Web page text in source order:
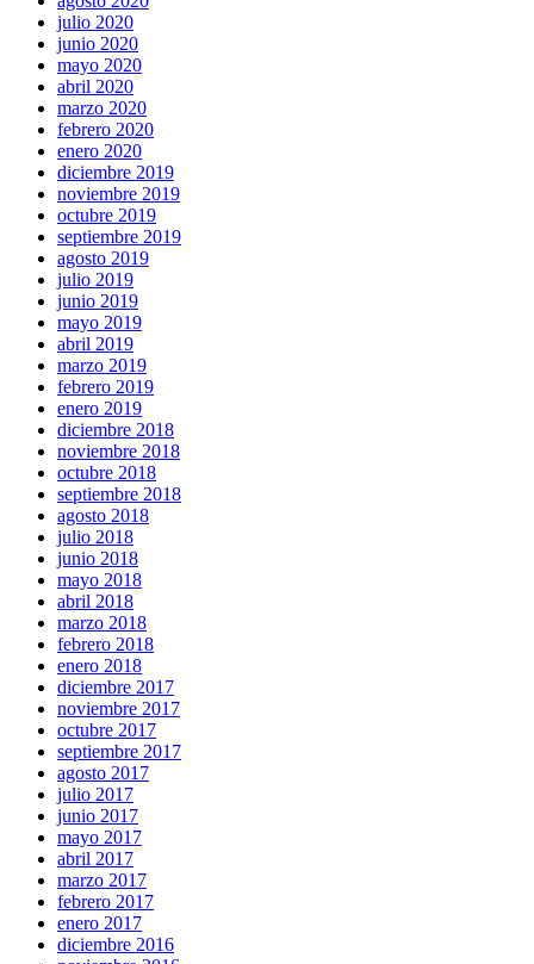
julio 2020
junio 2020
mayo 2020
abril 2020
marzo 2020
febrero 2020
enero 2020
diciembre 2019
noviembre 2019
octubre 2019
septiembre 2019
agosto 2019
julio 2019
junio 2019
mayo 2019
abril 2019
marzo 2019
febrero 2019
enero 2019
diciembre 2018
noviembre 2018
octubre 2018
septiembre 2018
agosto 2018
julio 2018
junio 2018
mayo 2018
abril 2018
marzo 2018
febrero 2018
enero 2018
diciembre 2017
noviembre 2017
octubre 2017
septiembre 2017
agosto 2017
julio 2017
junio 2017
mayo 2017
abril 2017
marzo 2017
febrero 2017
enero 2017
diciembre 2016